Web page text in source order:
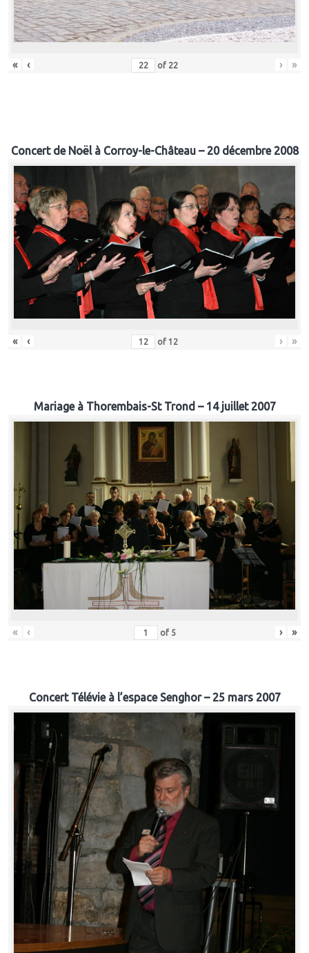
« ‹ of 22 › »
Concert de Noël à Corroy-le-Château – 20 décembre 2008
« ‹ of 12 › »
Mariage à Thorembais-St Trond – 14 juillet 2007
« ‹ of 5 › »
Concert Télévie à l’espace Senghor – 25 mars 2007